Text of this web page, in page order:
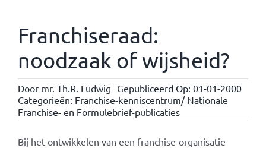
Franchiseraad:
noodzaak of wijsheid?
Door mr. Th.R. Ludwig Gepubliceerd Op: 01-01-2000
Categorieën: Franchise-kenniscentrum/ Nationale
Franchise- en Formulebrief-publicaties
Bij het ontwikkelen van een franchise-organisatie